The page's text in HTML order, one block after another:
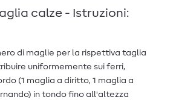
calze - Istruzioni:
di maglie per la rispettiva taglia
uniformemente sui ferri,
(1 maglia a diritto, 1 maglia a
in tondo fino all'altezza